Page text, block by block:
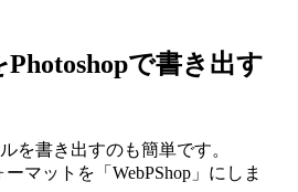
で書き出す
を書き出すのも簡単です。
マットを「WebPShop」にしま